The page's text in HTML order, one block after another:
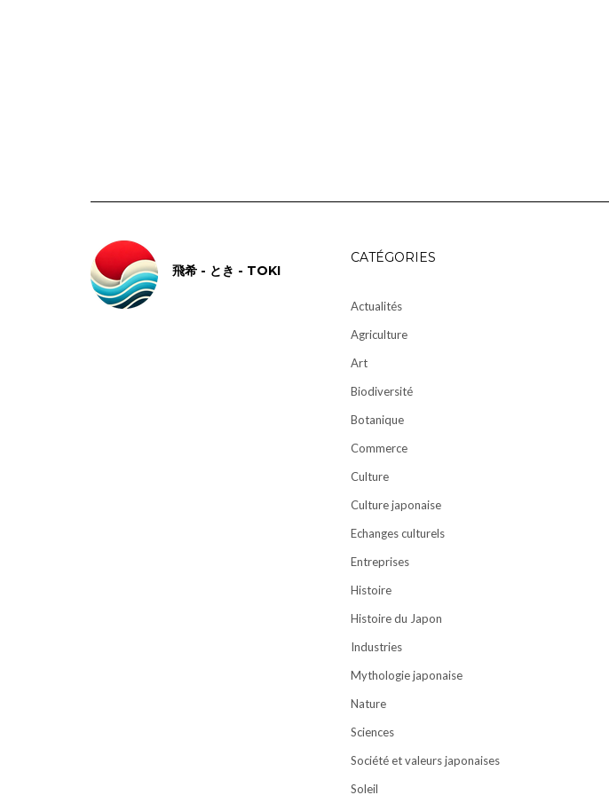
飛希 - とき - TOKI
CATÉGORIES
Actualités
Agriculture
Art
Biodiversité
Botanique
Commerce
Culture
Culture japonaise
Echanges culturels
Entreprises
Histoire
Histoire du Japon
Industries
Mythologie japonaise
Nature
Sciences
Société et valeurs japonaises
Soleil